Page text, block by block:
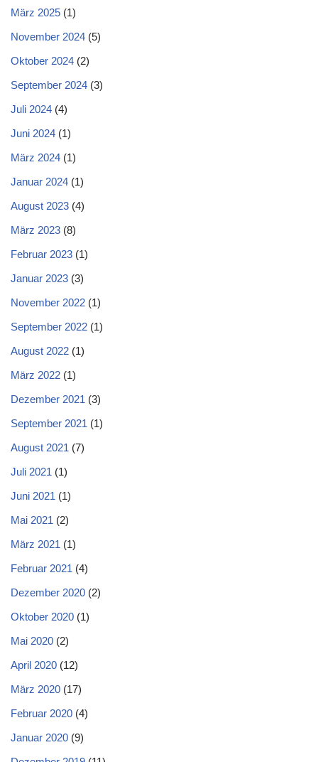
März 2025 (1)
November 2024 (5)
Oktober 2024 (2)
September 2024 (3)
Juli 2024 (4)
Juni 2024 (1)
März 2024 (1)
Januar 2024 (1)
August 2023 (4)
März 2023 (8)
Februar 2023 (1)
Januar 2023 (3)
November 2022 (1)
September 2022 (1)
August 2022 (1)
März 2022 (1)
Dezember 2021 (3)
September 2021 (1)
August 2021 (7)
Juli 2021 (1)
Juni 2021 (1)
Mai 2021 (2)
März 2021 (1)
Februar 2021 (4)
Dezember 2020 (2)
Oktober 2020 (1)
Mai 2020 (2)
April 2020 (12)
März 2020 (17)
Februar 2020 (4)
Januar 2020 (9)